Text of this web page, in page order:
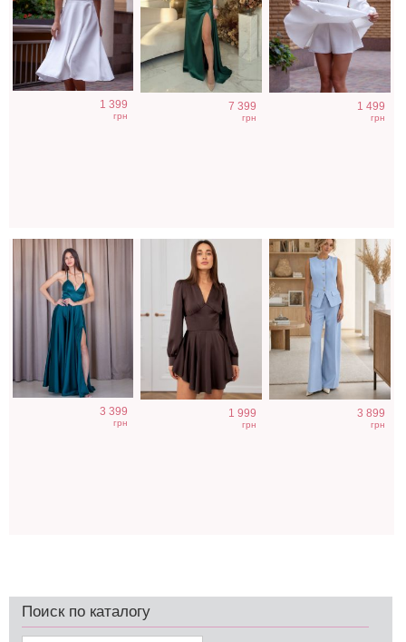
1 399
грн
7 399
грн
1 499
грн
Нарядное
атласное платье
изумрудного
3 399
грн
Коктейльное
короткое платье-
1 999
грн
Нарядный
голубой костюм
3 899
грн
Поиск по каталогу